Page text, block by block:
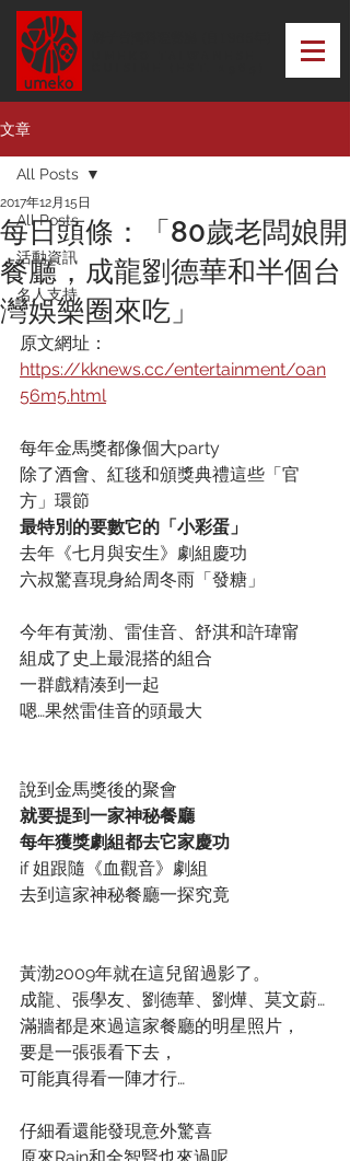
文章
All Posts
活動資訊
名人支持
All Posts
每日頭條：「80歲老闆娘開
餐廳，成龍劉德華和半個台
灣娛樂圈來吃」
2017年12月15日
原文網址：
https://kknews.cc/entertainment/oan
56m5.html
每年金馬獎都像個大party
除了酒會、紅毯和頒獎典禮這些「官
方」環節
最特別的要數它的「小彩蛋」
去年《七月與安生》劇組慶功
六叔驚喜現身給周冬雨「發糖」
今年有黃渤、雷佳音、舒淇和許瑋甯
組成了史上最混搭的組合
一群戲精湊到一起
嗯…果然雷佳音的頭最大
說到金馬獎後的聚會
就要提到一家神秘餐廳
每年獲獎劇組都去它家慶功
if 姐跟隨《血觀音》劇組
去到這家神秘餐廳一探究竟
黃渤2009年就在這兒留過影了。
成龍、張學友、劉德華、劉燁、莫文蔚…
滿牆都是來過這家餐廳的明星照片，
要是一張張看下去，
可能真得看一陣才行…
仔細看還能發現意外驚喜